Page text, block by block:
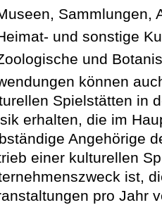
Sammlungen,
und sonstige
und
können
Spielstätten in
erhalten, die im
Angehörige
einer kulturellen
ist,
pro Jahr